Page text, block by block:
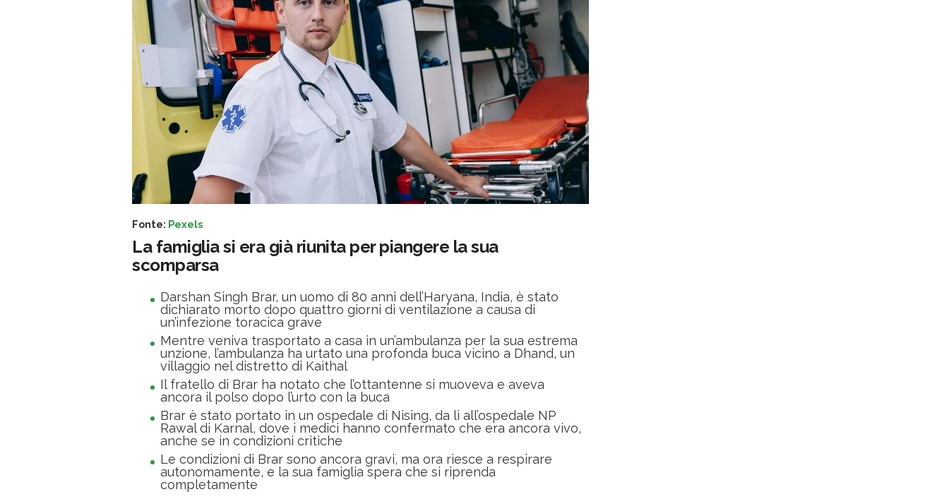
Fonte: Pexels
La famiglia si era già riunita per piangere la sua
scomparsa
Darshan Singh Brar, un uomo di 80 anni dell’Haryana, India, è stato
dichiarato morto dopo quattro giorni di ventilazione a causa di
un’infezione toracica grave
Mentre veniva trasportato a casa in un’ambulanza per la sua estrema
unzione, l’ambulanza ha urtato una profonda buca vicino a Dhand, un
villaggio nel distretto di Kaithal
Il fratello di Brar ha notato che l’ottantenne si muoveva e aveva
ancora il polso dopo l’urto con la buca
Brar è stato portato in un ospedale di Nising, da lì all’ospedale NP
Rawal di Karnal, dove i medici hanno confermato che era ancora vivo,
anche se in condizioni critiche
Le condizioni di Brar sono ancora gravi, ma ora riesce a respirare
autonomamente, e la sua famiglia spera che si riprenda
completamente